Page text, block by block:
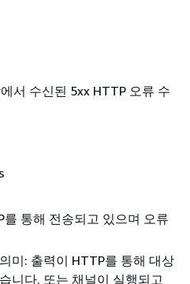
서 수신된 5xx HTTP 오류 수
통해 전송되고 있으며 오류
미: 출력이 HTTP를 통해 대상
니다. 또는 채널이 실행되고